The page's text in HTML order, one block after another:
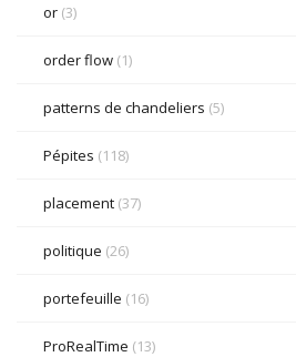
or (3)
order flow (1)
patterns de chandeliers (5)
Pépites (118)
placement (37)
politique (26)
portefeuille (16)
ProRealTime (13)